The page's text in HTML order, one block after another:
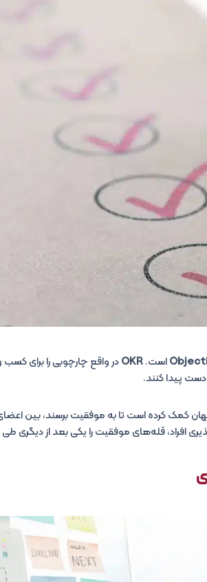
است.OKRدر واقع چارچوبی را برای
پیدا کنند.
کمک کرده است تا به موفقیت برسند، بین
افراد، قله‌های موفقیت را یکی بعد از دیگری طی